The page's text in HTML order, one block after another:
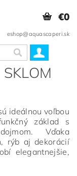
eshop@aquascaperi.sk
€0
ideálnou voľbou
základ s
Vďaka
rýb aj dekorácií
elegantnejšie,